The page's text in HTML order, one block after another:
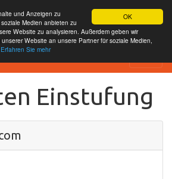
OK
und Anzeigen zu
Medien anbieten zu
Website zu analysieren. Außerdem geben wir
Website an unsere Partner für soziale Medien,
Erfahren Sie mehr
Einstufung